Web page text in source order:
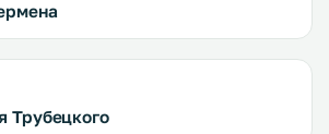
Трубецкого